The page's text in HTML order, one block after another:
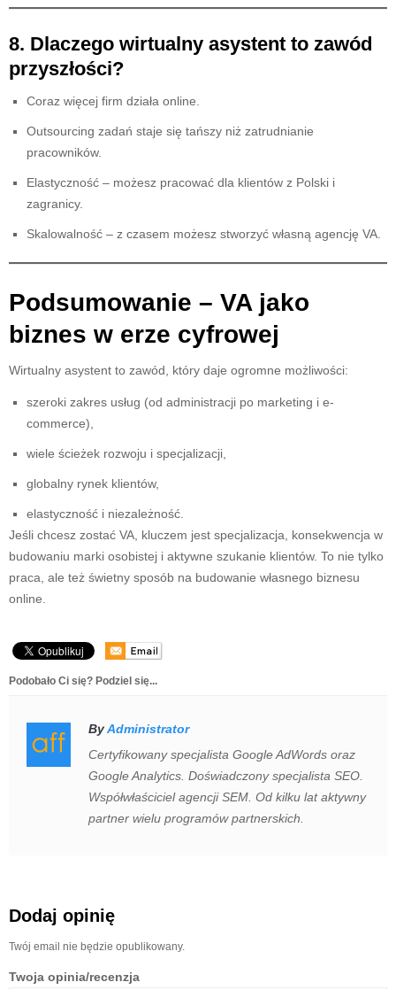
8. Dlaczego wirtualny asystent to zawód
przyszłości?
Coraz więcej firm działa online.
Outsourcing zadań staje się tańszy niż zatrudnianie
pracowników.
Elastyczność – możesz pracować dla klientów z Polski i
zagranicy.
Skalowalność – z czasem możesz stworzyć własną agencję VA.
Podsumowanie – VA jako
biznes w erze cyfrowej
Wirtualny asystent to zawód, który daje ogromne możliwości:
szeroki zakres usług (od administracji po marketing i e-
commerce),
wiele ścieżek rozwoju i specjalizacji,
globalny rynek klientów,
elastyczność i niezależność.
Jeśli chcesz zostać VA, kluczem jest specjalizacja, konsekwencja w
budowaniu marki osobistej i aktywne szukanie klientów. To nie tylko
praca, ale też świetny sposób na budowanie własnego biznesu
online.
Podobało Ci się? Podziel się...
ByAdministrator
Certyfikowany specjalista Google AdWords oraz
Google Analytics. Doświadczony specjalista SEO.
Współwłaściciel agencji SEM. Od kilku lat aktywny
partner wielu programów partnerskich.
Dodaj opinię
Twój email nie będzie opublikowany.
Twoja opinia/recenzja